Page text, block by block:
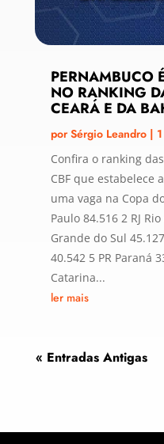
PERNAMBUCO
NO RANKING
CEARÁ E DA
porSérgio Leandro|
Confira o ranking
CBF que estabelece
uma vaga na Copa
Paulo 84.516 2 RJ
Grande do Sul
40.542 5 PR Paraná
Catarina...
ler mais
« Entradas Antigas